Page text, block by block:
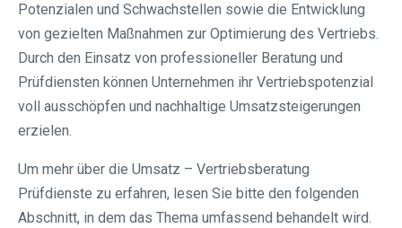
Potenzialen und Schwachstellen sowie die Entwicklung
von gezielten Maßnahmen zur Optimierung des Vertriebs.
Durch den Einsatz von professioneller Beratung und
Prüfdiensten können Unternehmen ihr Vertriebspotenzial
voll ausschöpfen und nachhaltige Umsatzsteigerungen
erzielen.
Um mehr über die Umsatz – Vertriebsberatung
Prüfdienste zu erfahren, lesen Sie bitte den folgenden
Abschnitt, in dem das Thema umfassend behandelt wird.